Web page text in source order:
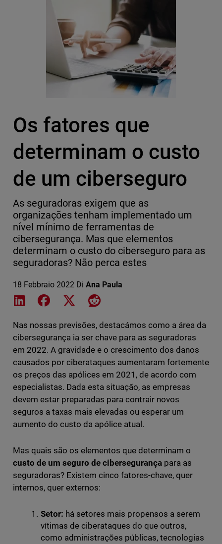
Os fatores que
determinam o custo
de um ciberseguro
As seguradoras exigem que as
organizações tenham implementado um
nível mínimo de ferramentas de
cibersegurança. Mas que elementos
determinam o custo do ciberseguro para as
seguradoras? Não perca estes
18 Febbraio 2022 Di Ana Paula
Share on LinkedIn
Share on Facebook
Share on XShare on Reddit
Nas nossas previsões, destacámos como a área da
cibersegurança ia ser chave para as seguradoras
em 2022. A gravidade e o crescimento dos danos
causados por ciberataques aumentaram fortemente
os preços das apólices em 2021, de acordo com
especialistas. Dada esta situação, as empresas
devem estar preparadas para contrair novos
seguros a taxas mais elevadas ou esperar um
aumento do custo da apólice atual.
Mas quais são os elementos que determinam o
custo de um seguro de cibersegurança para as
seguradoras? Existem cinco fatores-chave, quer
internos, quer externos:
Setor: há setores mais propensos a serem
vítimas de ciberataques do que outros,
como administrações públicas, tecnologias